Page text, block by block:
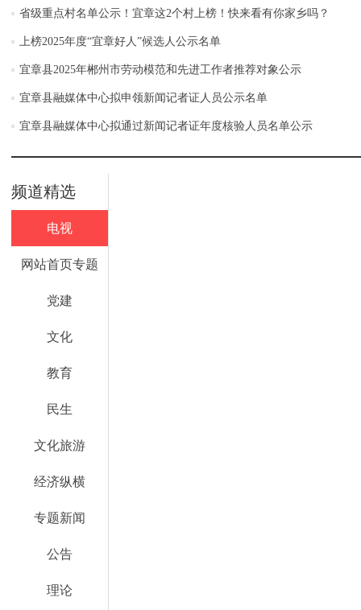
省级重点村名单公示！宜章这2个村上榜！快来看有你家乡吗？
上榜2025年度“宜章好人”候选人公示名单
宜章县2025年郴州市劳动模范和先进工作者推荐对象公示
宜章县融媒体中心拟申领新闻记者证人员公示名单
宜章县融媒体中心拟通过新闻记者证年度核验人员名单公示
频道精选
电视
网站首页专题
党建
文化
教育
民生
文化旅游
经济纵横
专题新闻
公告
理论